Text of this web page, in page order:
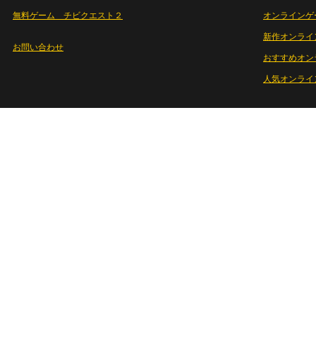
無料ゲーム チビクエスト２
お問い合わせ
オンライン
新作オンライ
おすすめオ
人気オンラ